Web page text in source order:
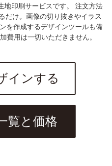
地印刷サービスです。 注文方法
だけ。画像の切り抜きやイラス
を作成するデザインツールも備
費用は一切いただきません。
インする
覧と価格